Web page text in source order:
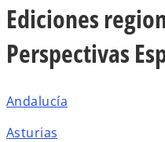
e
v
a
Ediciones
Perspectivas
Andalucía
Asturias